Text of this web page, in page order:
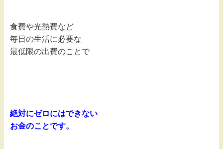
食費や光熱費など
毎日の生活に必要な
最低限の出費のことで
絶対にゼロにはできない
お金のことです。